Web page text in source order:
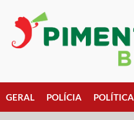
GERAL POLÍCIA POLÍTICA